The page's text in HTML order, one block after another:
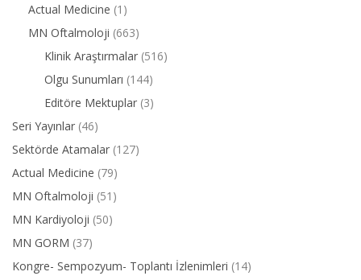
Actual Medicine (1)
MN Oftalmoloji (663)
Klinik Araştırmalar (516)
Olgu Sunumları (144)
Editöre Mektuplar (3)
Seri Yayınlar (46)
Sektörde Atamalar (127)
Actual Medicine (79)
MN Oftalmoloji (51)
MN Kardiyoloji (50)
MN GORM (37)
Kongre- Sempozyum- Toplantı İzlenimleri (14)